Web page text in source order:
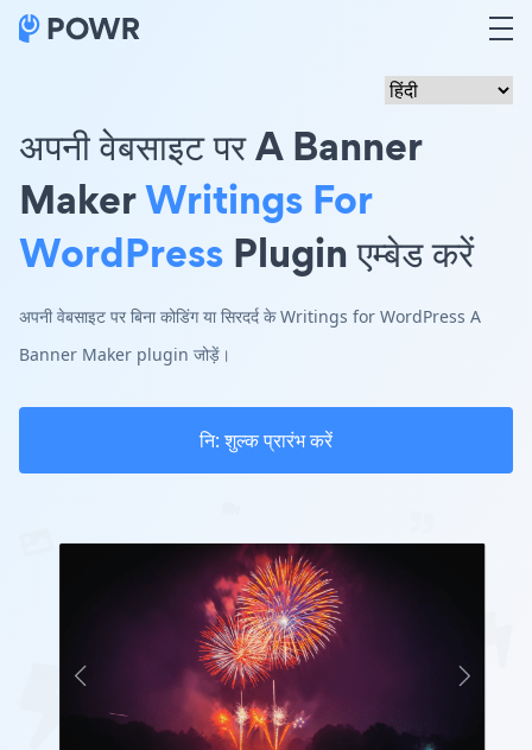
अपनी वेबसाइट पर A Banner
MakerWritings For
WordPress Plugin एम्बेड करें
अपनी वेबसाइट पर बिना कोडिंग या सिरदर्द के Writings for WordPress A
Banner Maker plugin जोड़ें।
नि: शुल्क प्रारंभ करें